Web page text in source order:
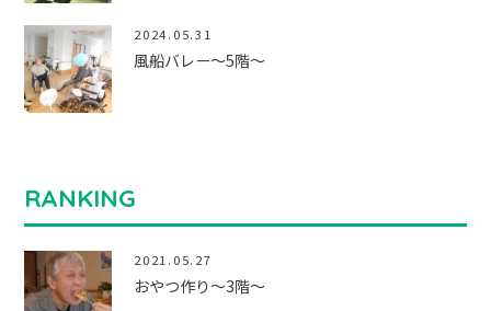
2024.05.31
風船バレー～5階～
RANKING
2021.05.27
おやつ作り～3階～